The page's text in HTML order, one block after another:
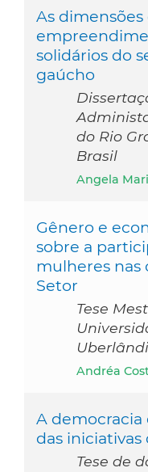
As
solidários do
gaúcho
do Rio
Brasil
Angela
Gênero e
sobre a
mulheres nas
Setor
Tese
Andréa
A democracia
das iniciativas
Tese de